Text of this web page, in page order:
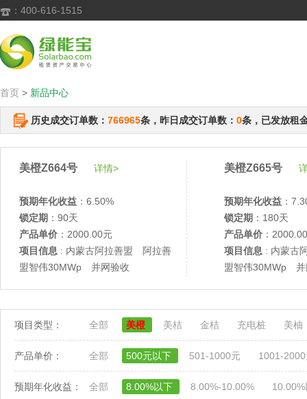
 ：400-616-1515
首页 > 新品中心
历史成交订单数： 766965条，昨日成交订单数： 0条，已发放租
美橙Z664号 详情>
预期年化收益 ：6.50%
锁定期 ：90天
产品单价 ：2000.00元
项目信息 : 内蒙古阿拉善盟 阿拉善
盟智伟30MWp 并网验收
美橙Z665号
预期年化收益 ：
锁定期 ：180天
产品单价 ：
项目信息 : 内蒙古
盟智伟30MWp 并
项目类型： 全部 美橙 美桔 金桔 充电桩 美柚
产品单价： 全部 500元以下 501-1000元 1001-
预期年化收益： 全部 8.00%以下 8.00%-10.00%